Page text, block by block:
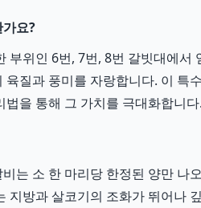
요?
부위인 6번, 7번, 8번 갈빗대에서
질과 풍미를 자랑합니다. 이 특
을 통해 그 가치를 극대화합니다.
는 소 한 마리당 한정된 양만 나
지방과 살코기의 조화가 뛰어나